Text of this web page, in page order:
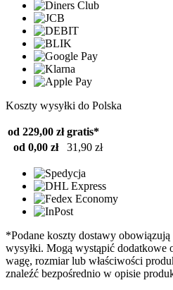
Koszty wysyłki do Polska
od 229,00 zł gratis*
od 0,00 zł
31,90 zł
*Podane koszty dostawy
wysyłki. Mogą wystąpić dodatkowe
wagę, rozmiar lub właściwości
znaleźć bezpośrednio w opisie